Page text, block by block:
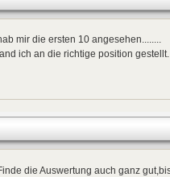
mir die ersten 10 angesehen........
ich an die richtige position
die Auswertung auch ganz